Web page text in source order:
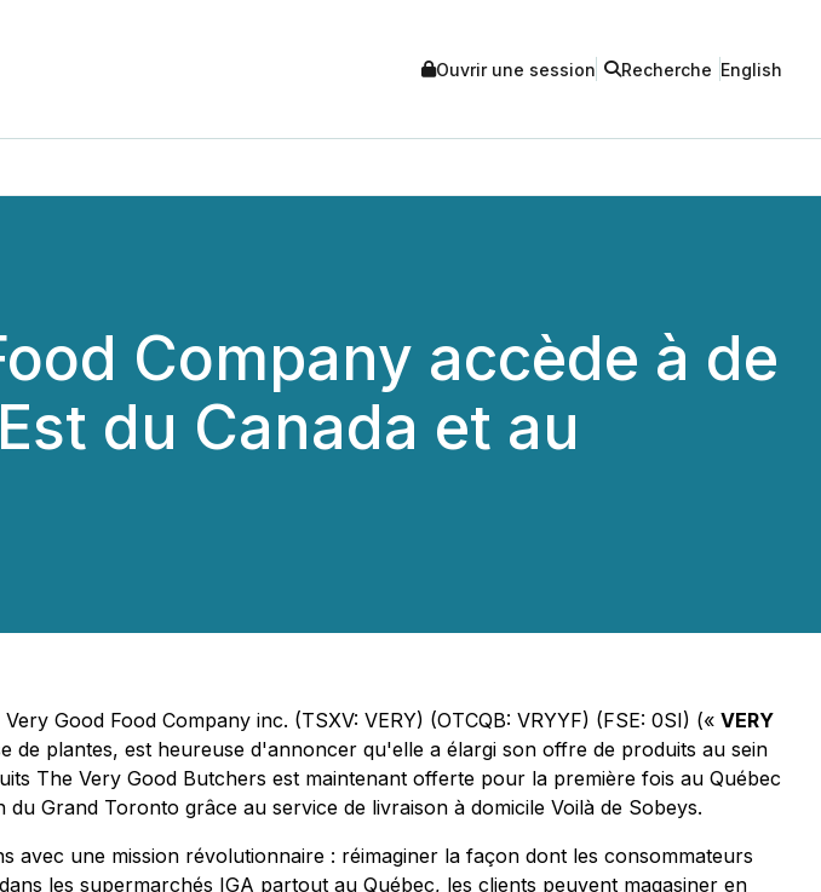
Ouvrir une session Recherche English
Company accède à de
du Canada et au
Good Food Company inc. (TSXV: VERY) (OTCQB: VRYYF) (FSE: 0SI) (« VERY
de plantes, est heureuse d'annoncer qu'elle a élargi son offre de produits au sein
The Very Good Butchers est maintenant offerte pour la première fois au Québec
Grand Toronto grâce au service de livraison à domicile Voilà de Sobeys.
avec une mission révolutionnaire : réimaginer la façon dont les consommateurs
les supermarchés IGA partout au Québec, les clients peuvent magasiner en